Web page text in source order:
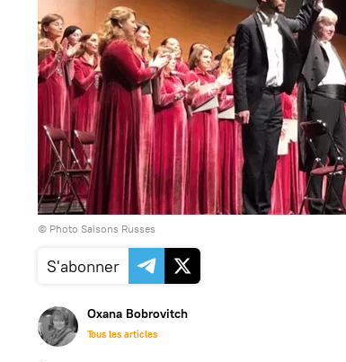
© Photo Saisons Russes
S'abonner
Oxana Bobrovitch
Tous les articles